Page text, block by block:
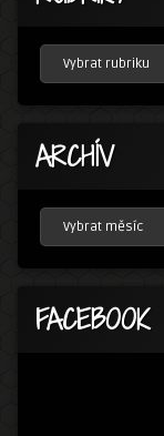
ARCHÍV
FACEBOOK